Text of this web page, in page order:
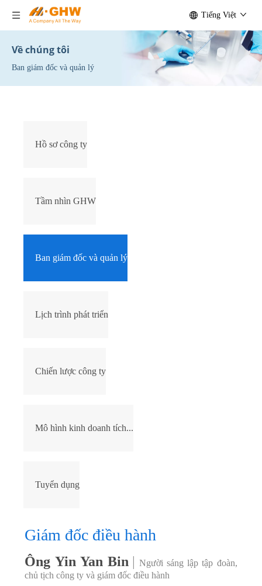
Tiếng Việt
Về chúng tôi
Ban giám đốc và quản lý
Hồ sơ công ty
Tầm nhìn GHW
Ban giám đốc và quản lý
Lịch trình phát triển
Chiến lược công ty
Mô hình kinh doanh tích...
Tuyển dụng
Giám đốc điều hành
Ông Yin Yan Bin | Người sáng lập tập đoàn,
chủ tịch công ty và giám đốc điều hành